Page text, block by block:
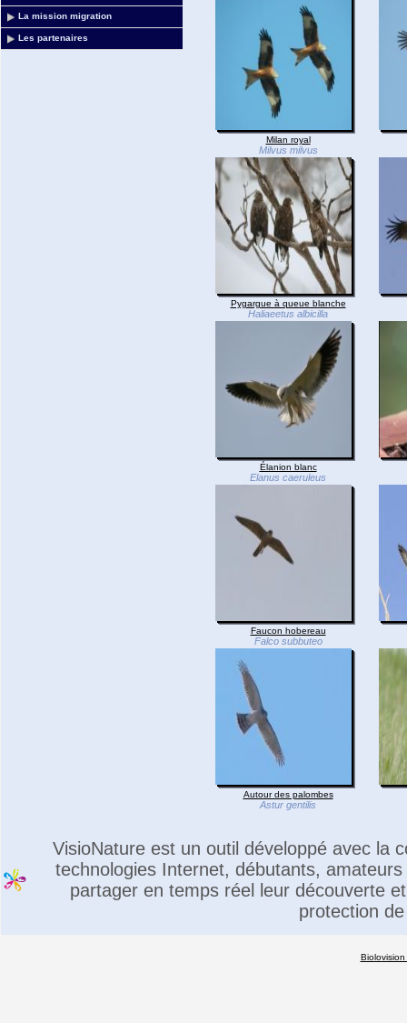
La mission migration
Les partenaires
Milan royal
Milvus milvus
Pygargue à queue blanche
Haliaeetus albicilla
Élanion blanc
Elanus caeruleus
Faucon hobereau
Falco subbuteo
Autour des palombes
Astur gentilis
VisioNature est un outil développé avec la
technologies Internet, débutants,
partager en temps réel leur découverte
protection
Biolovision